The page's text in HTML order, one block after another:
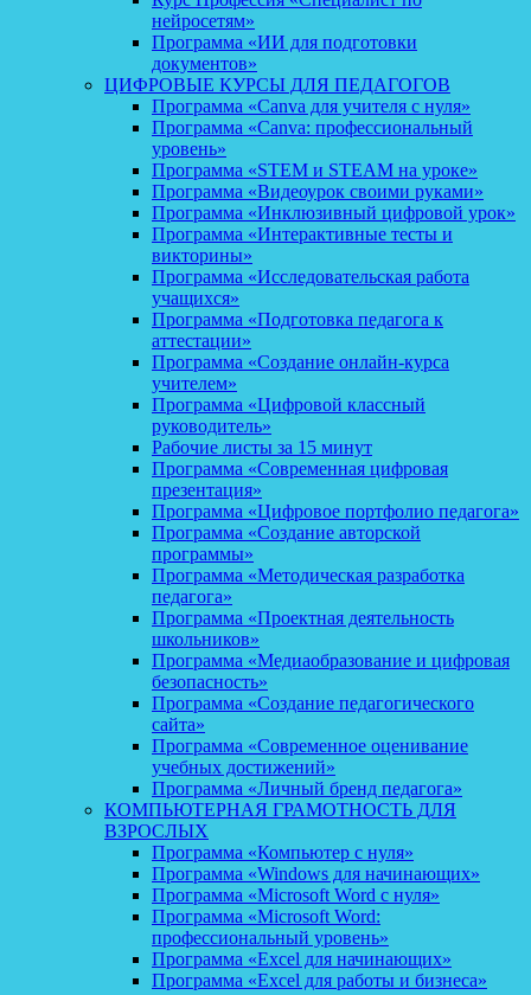
нейросетям»
Программа «ИИ для подготовки
документов»
ЦИФРОВЫЕ КУРСЫ ДЛЯ ПЕДАГОГОВ
Программа «Canva для учителя с нуля»
Программа «Canva: профессиональный
уровень»
Программа «STEM и STEAM на уроке»
Программа «Видеоурок своими руками»
Программа «Инклюзивный цифровой урок»
Программа «Интерактивные тесты и
викторины»
Программа «Исследовательская работа
учащихся»
Программа «Подготовка педагога к
аттестации»
Программа «Создание онлайн-курса
учителем»
Программа «Цифровой классный
руководитель»
Рабочие листы за 15 минут
Программа «Современная цифровая
презентация»
Программа «Цифровое портфолио педагога»
Программа «Создание авторской
программы»
Программа «Методическая разработка
педагога»
Программа «Проектная деятельность
школьников»
Программа «Медиаобразование и цифровая
безопасность»
Программа «Создание педагогического
сайта»
Программа «Современное оценивание
учебных достижений»
Программа «Личный бренд педагога»
КОМПЬЮТЕРНАЯ ГРАМОТНОСТЬ ДЛЯ
ВЗРОСЛЫХ
Программа «Компьютер с нуля»
Программа «Windows для начинающих»
Программа «Microsoft Word с нуля»
Программа «Microsoft Word:
профессиональный уровень»
Программа «Excel для начинающих»
Программа «Excel для работы и бизнеса»